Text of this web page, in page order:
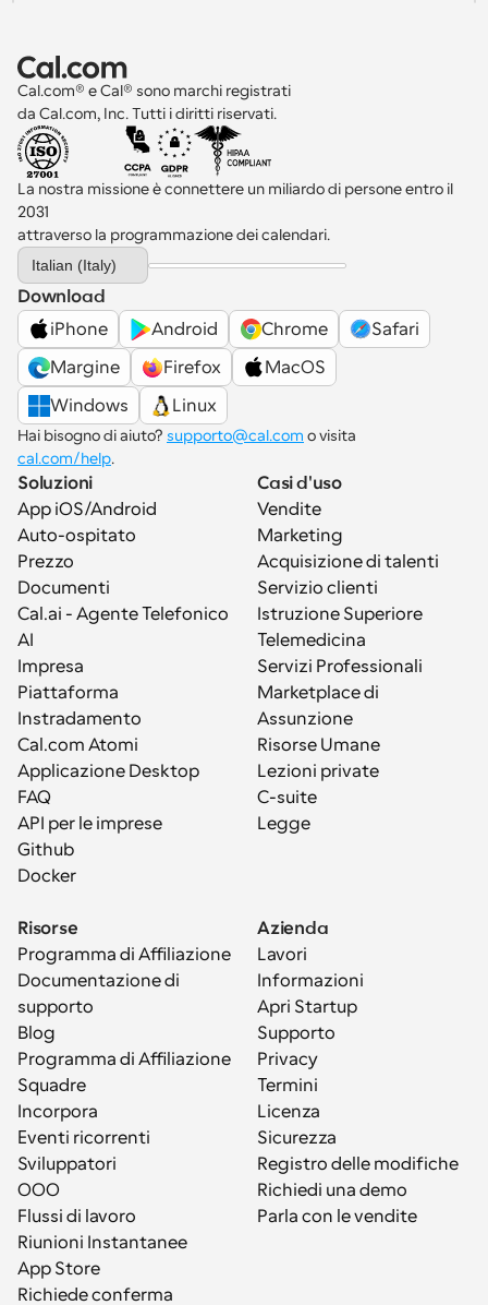
Cal.com® e Cal® sono marchi registrati
da Cal.com, Inc. Tutti i diritti riservati.
La nostra missione è connettere un miliardo di persone entro il
2031
attraverso la programmazione dei calendari.
Select Language
Italian (Italy)
Download
iPhone
Android Chrome
Safari
Margine
Firefox
MacOS
Windows
Linux
Hai bisogno di aiuto? supporto@cal.com
cal.com/help.
Soluzioni
App iOS/Android
Auto-ospitato
Prezzo
Documenti
Cal.ai - Agente Telefonico
AI
Impresa
Piattaforma
Instradamento
Cal.com Atomi
Applicazione Desktop
FAQ
API per le imprese
Github
Docker
Casi d'uso
Vendite
Marketing
Acquisizione di talenti
Servizio clienti
Istruzione Superiore
Telemedicina
Servizi Professionali
Marketplace di
Assunzione
Risorse Umane
Lezioni private
C-suite
Legge
Risorse
Programma di Affiliazione
Documentazione di
supporto
Blog
Programma di Affiliazione
Squadre
Incorpora
Eventi ricorrenti
Sviluppatori
OOO
Flussi di lavoro
Riunioni Instantanee
App Store
Richiede conferma
Azienda
Lavori
Informazioni
Apri Startup
Supporto
Privacy
Termini
Licenza
Sicurezza
Registro delle modifiche
Richiedi una demo
Parla con le vendite